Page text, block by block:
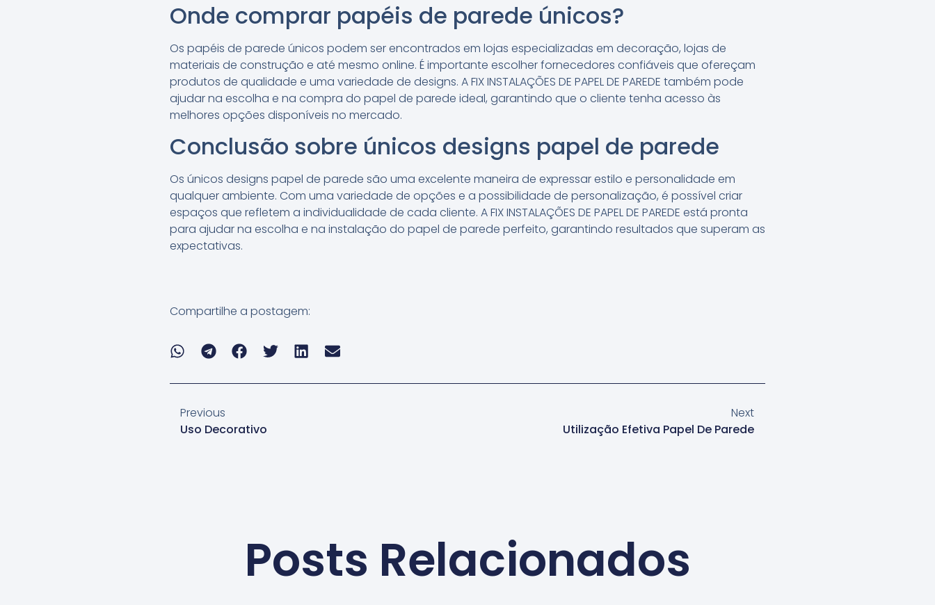
Onde comprar papéis de parede únicos?
Os papéis de parede únicos podem ser encontrados em lojas especializadas em decoração, lojas de
materiais de construção e até mesmo online. É importante escolher fornecedores confiáveis que ofereçam
produtos de qualidade e uma variedade de designs. A FIX INSTALAÇÕES DE PAPEL DE PAREDE também pode
ajudar na escolha e na compra do papel de parede ideal, garantindo que o cliente tenha acesso às
melhores opções disponíveis no mercado.
Conclusão sobre únicos designs papel de parede
Os únicos designs papel de parede são uma excelente maneira de expressar estilo e personalidade em
qualquer ambiente. Com uma variedade de opções e a possibilidade de personalização, é possível criar
espaços que refletem a individualidade de cada cliente. A FIX INSTALAÇÕES DE PAPEL DE PAREDE está pronta
para ajudar na escolha e na instalação do papel de parede perfeito, garantindo resultados que superam as
expectativas.
Compartilhe a postagem:
Previous
Uso Decorativo
Next
Utilização Efetiva Papel De Parede
Posts Relacionados